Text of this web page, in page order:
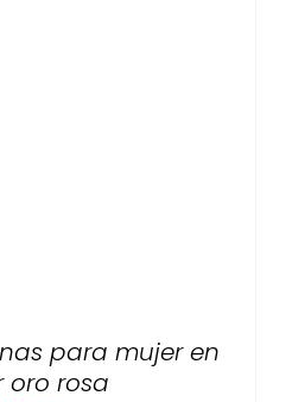
para mujer en
oro rosa